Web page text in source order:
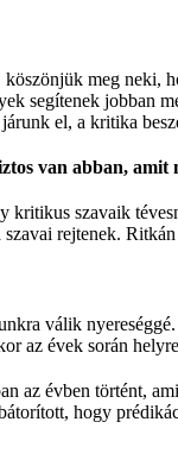
meg neki,
segítenek jobban
el, a kritika
van abban,
szavaik
rejtenek.
válik
az évek során
az évben történt,
hogy